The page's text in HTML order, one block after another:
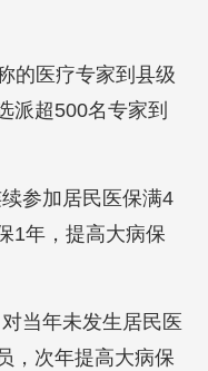
的医疗专家到县级
派超500名专家到
参加居民医保满4
1年，提高大病保
当年未发生居民医
，次年提高大病保